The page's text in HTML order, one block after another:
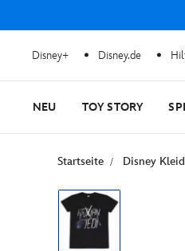
Disney+ Disney.de
NEU TOY STORY
Startseite Disney